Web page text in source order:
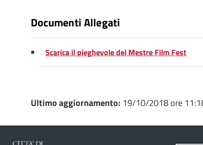
Documenti Allegati
Scarica il pieghevole del Mestre Film Fest
Ultimo aggiornamento: 19/10/2018 ore